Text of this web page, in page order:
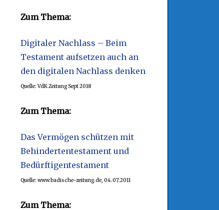
Zum Thema:
Digitaler Nachlass – Beim
Testament aufsetzen auch an
den digitalen Nachlass denken
Quelle: VdK Zeitung Sept 2018
Zum Thema:
Das Vermögen schützen mit
Behindertentestament und
Bedürftigentestament
Quelle: www.badische-zeitung.de, 04.07.2011
Zum Thema: